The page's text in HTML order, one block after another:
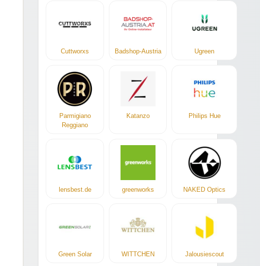
Cuttworxs Badshop-Austria Ugreen
Parmigiano
Reggiano
Katanzo Philips Hue
lensbest.de greenworks NAKED Optics
Green Solar WITTCHEN Jalousiescout